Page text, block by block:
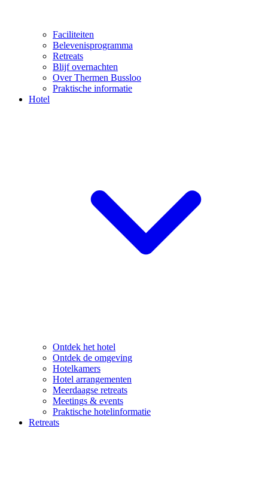
Faciliteiten
Belevenisprogramma
Retreats
Blijf overnachten
Over Thermen Bussloo
Praktische informatie
Hotel
Ontdek het hotel
Ontdek de omgeving
Hotelkamers
Hotel arrangementen
Meerdaagse retreats
Meetings & events
Praktische hotelinformatie
Retreats